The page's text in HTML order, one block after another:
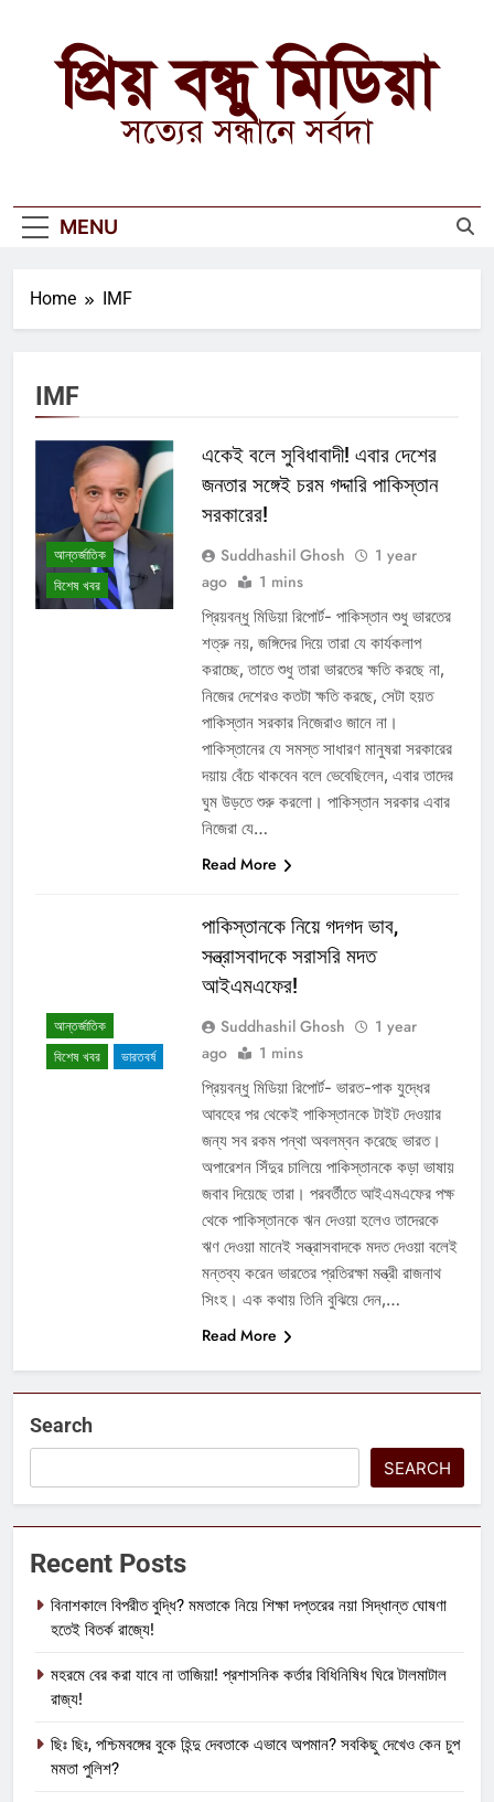
contentপ্রিয় বন্ধু মিডিয়া
সত্যের সন্ধানে সর্বদা
MENU
Home IMF
IMF
আন্তর্জাতিক
বিশেষ খবর
একেই বলে সুবিধাবাদী! এবার দেশের
জনতার সঙ্গেই চরম গদ্দারি পাকিস্তান
সরকারের!
Suddhashil Ghosh
1 year
ago
1 mins
প্রিয়বন্ধু মিডিয়া রিপোর্ট- পাকিস্তান শুধু ভারতের
শত্রু নয়, জঙ্গিদের দিয়ে তারা যে কার্যকলাপ
করাচ্ছে, তাতে শুধু তারা ভারতের ক্ষতি করছে না,
নিজের দেশেরও কতটা ক্ষতি করছে, সেটা হয়ত
পাকিস্তান সরকার নিজেরাও জানে না।
পাকিস্তানের যে সমস্ত সাধারণ মানুষরা সরকারের
দয়ায় বেঁচে থাকবেন বলে ভেবেছিলেন, এবার তাদের
ঘুম উড়তে শুরু করলো। পাকিস্তান সরকার এবার
নিজেরা যে…
Read More
আন্তর্জাতিক
বিশেষ খবর
ভারতবর্ষ
পাকিস্তানকে নিয়ে গদগদ ভাব,
সন্ত্রাসবাদকে সরাসরি মদত
আইএমএফের!
Suddhashil Ghosh
1 year
ago
1 mins
প্রিয়বন্ধু মিডিয়া রিপোর্ট- ভারত-পাক যুদ্ধের
আবহের পর থেকেই পাকিস্তানকে টাইট দেওয়ার
জন্য সব রকম পন্থা অবলম্বন করেছে ভারত।
অপারেশন সিঁদুর চালিয়ে পাকিস্তানকে কড়া ভাষায়
জবাব দিয়েছে তারা। পরবর্তীতে আইএমএফের পক্ষ
থেকে পাকিস্তানকে ঋন দেওয়া হলেও তাদেরকে
ঋণ দেওয়া মানেই সন্ত্রাসবাদকে মদত দেওয়া বলেই
মন্তব্য করেন ভারতের প্রতিরক্ষা মন্ত্রী রাজনাথ
সিংহ। এক কথায় তিনি বুঝিয়ে দেন,…
Read More
Search
SEARCH
Recent Posts
বিনাশকালে বিপরীত বুদ্ধি? মমতাকে নিয়ে শিক্ষা দপ্তরের নয়া সিদ্ধান্ত ঘোষণা
হতেই বিতর্ক রাজ্যে!
মহরমে বের করা যাবে না তাজিয়া! প্রশাসনিক কর্তার বিধিনিষিধ ঘিরে টালমাটাল
রাজ্য!
ছিঃ ছিঃ, পশ্চিমবঙ্গের বুকে হিন্দু দেবতাকে এভাবে অপমান? সবকিছু দেখেও কেন চুপ
মমতা পুলিশ?